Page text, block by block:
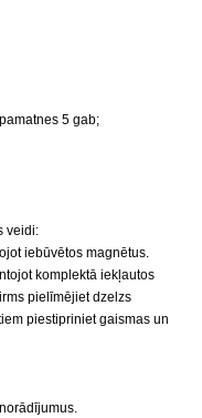
5 gab;
veidi:
iebūvētos magnētus.
komplektā iekļautos
pielīmējiet dzelzs
piestipriniet gaismas un